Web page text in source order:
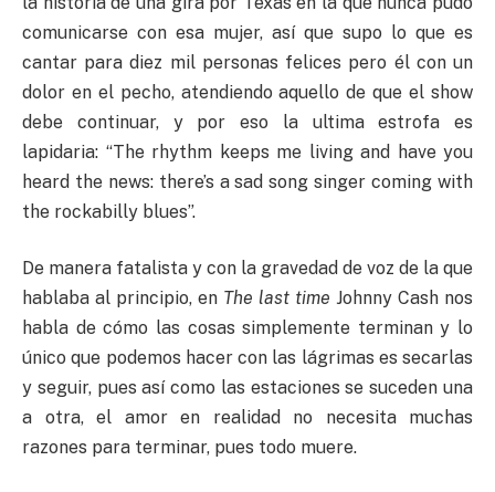
comunicarse con esa mujer, así que supo lo que es
cantar para diez mil personas felices pero él con un
dolor en el pecho, atendiendo aquello de que el show
debe continuar, y por eso la ultima estrofa es
lapidaria: “The rhythm keeps me living and have you
heard the news: there’s a sad song singer coming with
the rockabilly blues”.
De manera fatalista y con la gravedad de voz de la que
hablaba al principio, en The last time Johnny Cash nos
habla de cómo las cosas simplemente terminan y lo
único que podemos hacer con las lágrimas es secarlas
y seguir, pues así como las estaciones se suceden una
a otra, el amor en realidad no necesita muchas
razones para terminar, pues todo muere.